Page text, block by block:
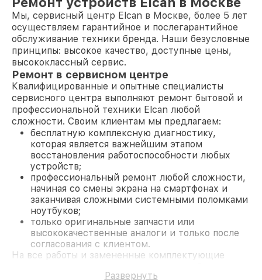
Мы, сервисный центр Elcan в Москве, более 5 лет
осуществляем гарантийное и послегарантийное
обслуживание техники бренда. Наши безусловные
принципы: высокое качество, доступные цены,
высококлассный сервис.
Ремонт в сервисном центре
Квалифицированные и опытные специалисты
сервисного центра выполняют ремонт бытовой и
профессиональной техники Elcan любой
сложности. Своим клиентам мы предлагаем:
бесплатную комплексную диагностику,
которая является важнейшим этапом
восстановления работоспособности любых
устройств;
профессиональный ремонт любой сложности,
начиная со смены экрана на смартфонах и
заканчивая сложными системными поломками
ноутбуков;
только оригинальные запчасти или
высококачественные аналоги и только после
согласования с клиентом.
На все работы и замененные комплектующие
Развернуть